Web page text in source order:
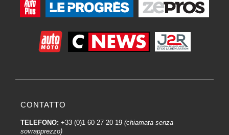
CONTATTO
TELEFONO: +33 (0)1 60 27 20 19 (chiamata senza
sovrapprezzo)